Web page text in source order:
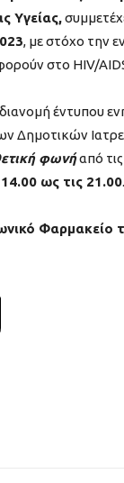
Υγείας,
, με στόχο την
στο HIV/
έντυπου
Δημοτικών
φωνήαπό τις
14.00 ως τις 21.00.
Φαρμακείο